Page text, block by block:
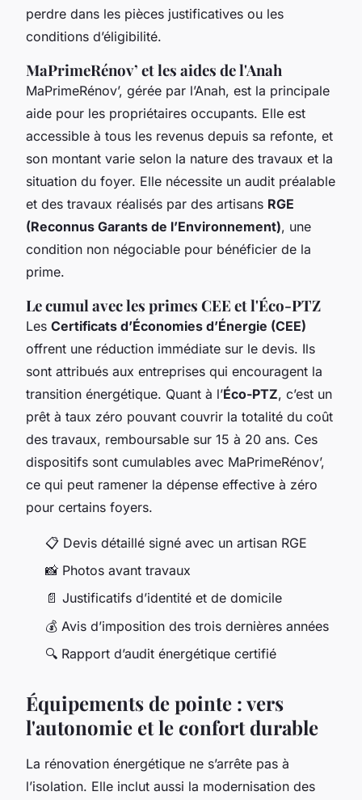
perdre dans les pièces justificatives ou les
conditions d’éligibilité.
MaPrimeRénov’ et les aides de l'Anah
MaPrimeRénov’, gérée par l’Anah, est la principale
aide pour les propriétaires occupants. Elle est
accessible à tous les revenus depuis sa refonte, et
son montant varie selon la nature des travaux et la
situation du foyer. Elle nécessite un audit préalable
et des travaux réalisés par des artisans RGE
(Reconnus Garants de l’Environnement), une
condition non négociable pour bénéficier de la
prime.
Le cumul avec les primes CEE et l'Éco-PTZ
Les Certificats d’Économies d’Énergie (CEE)
offrent une réduction immédiate sur le devis. Ils
sont attribués aux entreprises qui encouragent la
transition énergétique. Quant à l’Éco-PTZ, c’est un
prêt à taux zéro pouvant couvrir la totalité du coût
des travaux, remboursable sur 15 à 20 ans. Ces
dispositifs sont cumulables avec MaPrimeRénov’,
ce qui peut ramener la dépense effective à zéro
pour certains foyers.
📋 Devis détaillé signé avec un artisan RGE
📸 Photos avant travaux
📄 Justificatifs d’identité et de domicile
💰 Avis d’imposition des trois dernières années
🔍 Rapport d’audit énergétique certifié
Équipements de pointe : vers
l'autonomie et le confort durable
La rénovation énergétique ne s’arrête pas à
l’isolation. Elle inclut aussi la modernisation des